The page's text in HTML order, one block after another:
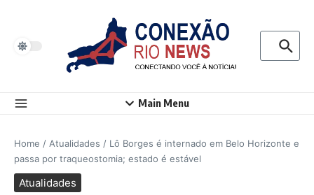
Procurar
Main Menu
Home / Atualidades / Lô Borges é internado em Belo Horizonte e
passa por traqueostomia; estado é estável
Atualidades